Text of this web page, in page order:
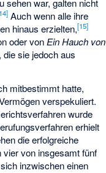
14] Auch wenn alle ihre
hinaus erzielten,[15]
oder von Ein Hauch von
sie jedoch aus
mitbestimmt hatte,
verspekuliert.
wurde
erhielt
die erfolgreiche
vier von insgesamt fünf
inzwischen einen